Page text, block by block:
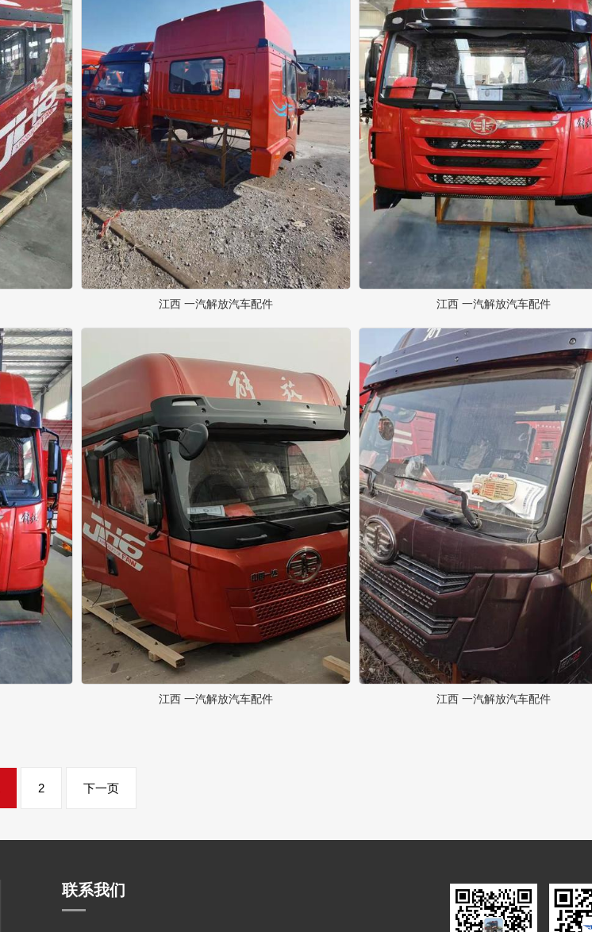
江西 一汽解放汽车配件 江西 一汽解放汽车配件
江西 一汽解放汽车配件 江西 一汽解放汽车配件
2 下一页
联系我们